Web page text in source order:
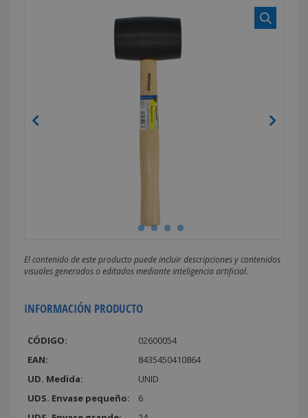
El contenido de este producto puede incluir descripciones y contenidos
visuales generados o editados mediante inteligencia artificial.
INFORMACIÓN PRODUCTO
CÓDIGO:
02600054
EAN:
8435450410864
UD. Medida:
UNID
UDS. Envase pequeño:
6